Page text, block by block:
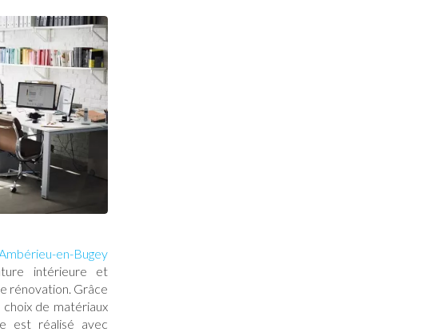
en-Bugey
intérieure et
rénovation. Grâce
de matériaux
est réalisé avec